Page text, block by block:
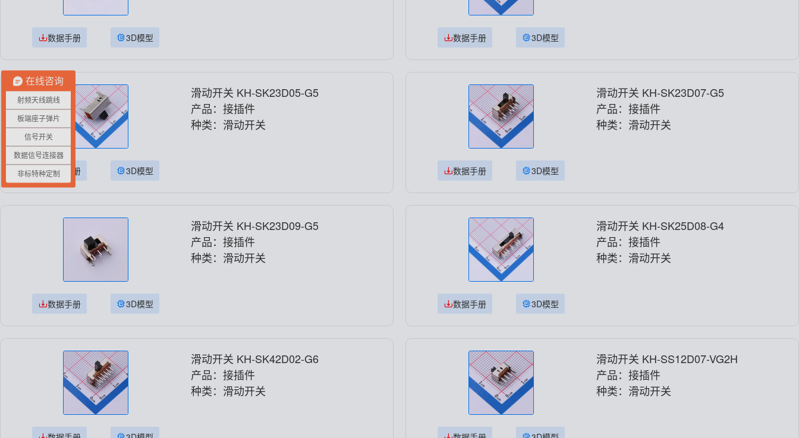
数据手册 3D模型 数据手册 3D模型
数据手册 3D模型
滑动开关 KH-SK23D05-G5
产品：接插件
种类：滑动开关
数据手册 3D模型
滑动开关 KH-SK23D07-G5
产品：接插件
种类：滑动开关
数据手册 3D模型
滑动开关 KH-SK23D09-G5
产品：接插件
种类：滑动开关
数据手册 3D模型
滑动开关 KH-SK25D08-G4
产品：接插件
种类：滑动开关
滑动开关 KH-SK42D02-G6
产品：接插件
种类：滑动开关
滑动开关 KH-SS12D07-VG2H
产品：接插件
种类：滑动开关
在线咨询
射频天线跳线
板端座子弹片
信号开关
数据信号连接器
非标特种定制